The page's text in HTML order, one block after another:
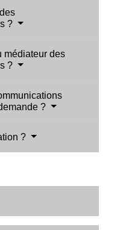
?
médiateur des
?
?
?